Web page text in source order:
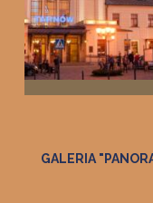
MUZEUM